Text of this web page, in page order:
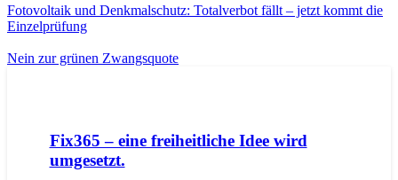
Fotovoltaik und Denkmalschutz: Totalverbot fällt – jetzt kommt die
Einzelprüfung
Nein zur grünen Zwangsquote
Fix365 – eine freiheitliche Idee wird
umgesetzt.